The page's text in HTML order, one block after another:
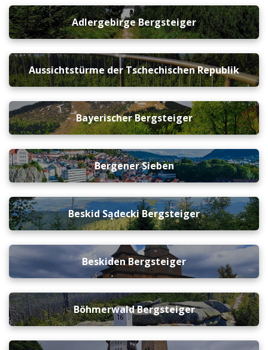
Adlergebirge Bergsteiger
Aussichtstürme der Tschechischen Republik
Bayerischer Bergsteiger
Bergener Sieben
Beskid Sądecki Bergsteiger
Beskiden Bergsteiger
Böhmerwald Bergsteiger